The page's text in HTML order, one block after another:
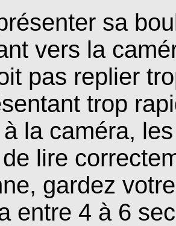
sa
vers la
pas replier
trop
la caméra,
lire
gardez
entre 4 à 6